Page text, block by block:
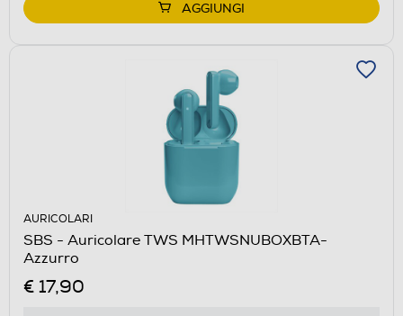
AGGIUNGI
AURICOLARI
SBS - Auricolare TWS MHTWSNUBOXBTA-
Azzurro
€ 17,90